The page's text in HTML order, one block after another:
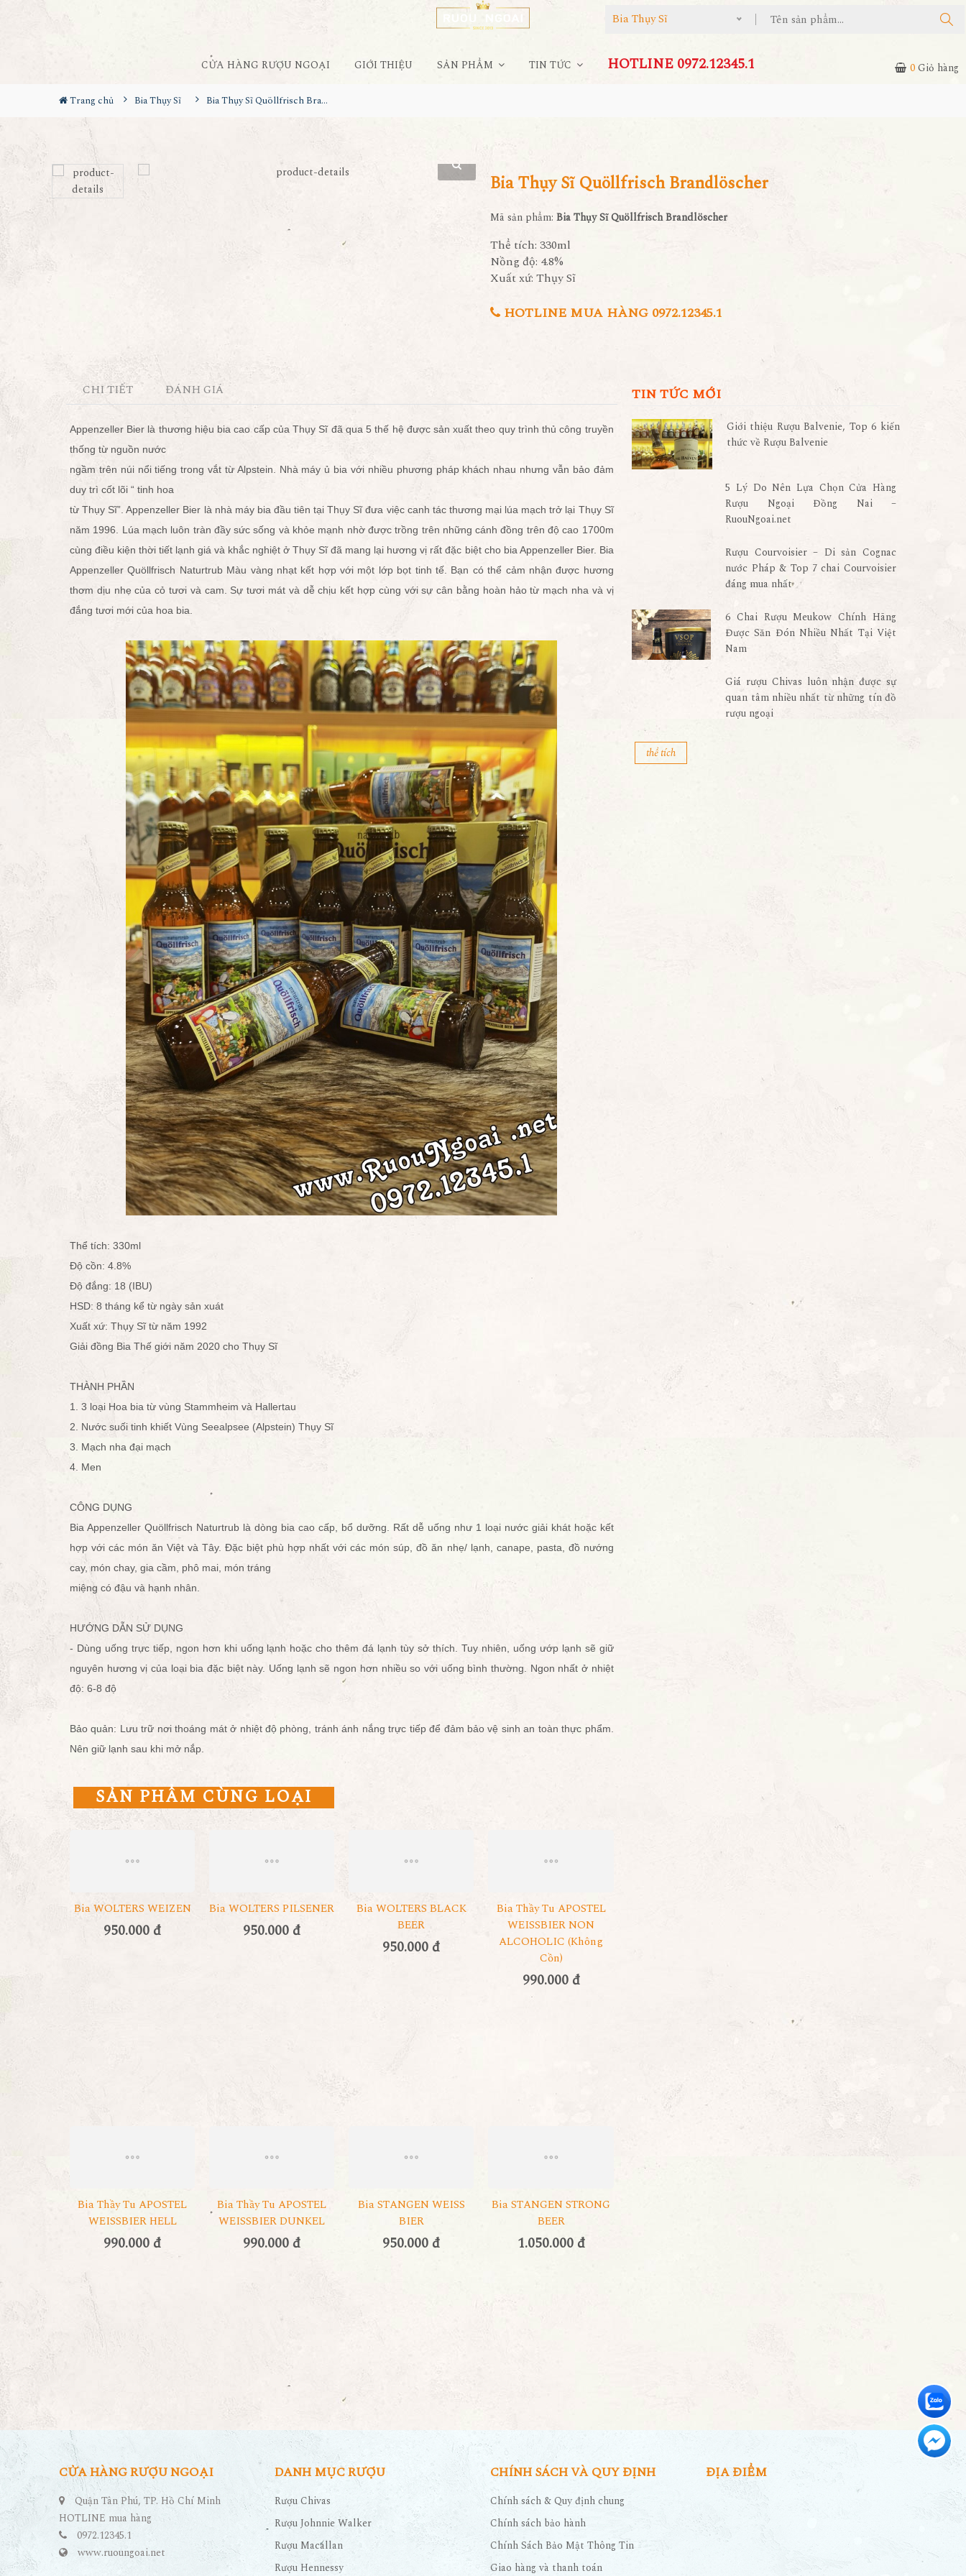
Bia Thụy Sĩ
CỬA HÀNG RƯỢU NGOẠI GIỚI THIỆU SẢN PHẨM TIN TỨC HOTLINE 0972.12345.1 0Giỏ hàng
Trang chủ Bia Thụy Sĩ Bia Thụy Sĩ Quöllfrisch Brandlöscher
Bia Thụy Sĩ Quöllfrisch Brandlöscher
Mã sản phẩm: Bia Thụy Sĩ Quöllfrisch Brandlöscher
Thể tích: 330ml
Nồng độ: 4.8%
Xuất xứ: Thụy Sĩ
HOTLINE MUA HÀNG 0972.12345.1
CHI TIẾT ĐÁNH GIÁ
Appenzeller Bier là thương hiệu bia cao cấp của Thụy Sĩ đã qua 5 thế hệ được sản xuất theo quy trình thủ công truyền
thống từ nguồn nước
ngầm trên núi nổi tiếng trong vắt từ Alpstein. Nhà máy ủ bia với nhiều phương pháp khách nhau nhưng vẫn bảo đảm
duy trì cốt lõi “ tinh hoa
từ Thụy Sĩ”. Appenzeller Bier là nhà máy bia đầu tiên tại Thụy Sĩ đưa việc canh tác thương mại lúa mạch trở lại Thụy Sĩ
năm 1996. Lúa mạch luôn tràn đầy sức sống và khỏe mạnh nhờ được trồng trên những cánh đồng trên độ cao 1700m
cùng điều kiện thời tiết lạnh giá và khắc nghiệt ở Thụy Sĩ đã mang lại hương vị rất đặc biệt cho bia Appenzeller Bier. Bia
Appenzeller Quöllfrisch Naturtrub Màu vàng nhạt kết hợp với một lớp bọt tinh tế. Bạn có thể cảm nhận được hương
thơm dịu nhẹ của cỏ tươi và cam. Sự tươi mát và dễ chịu kết hợp cùng với sự cân bằng hoàn hảo từ mạch nha và vị
đắng tươi mới của hoa bia.
Thể tích: 330ml
Độ cồn: 4.8%
Độ đắng: 18 (IBU)
HSD: 8 tháng kể từ ngày sản xuát
Xuất xứ: Thụy Sĩ từ năm 1992
Giải đồng Bia Thế giới năm 2020 cho Thụy Sĩ
THÀNH PHẦN
1. 3 loại Hoa bia từ vùng Stammheim và Hallertau
2. Nước suối tinh khiết Vùng Seealpsee (Alpstein) Thụy Sĩ
3. Mạch nha đại mạch
4. Men
CÔNG DỤNG
Bia Appenzeller Quöllfrisch Naturtrub là dòng bia cao cấp, bổ dưỡng. Rất dễ uống như 1 loại nước giải khát hoặc kết
hợp với các món ăn Việt và Tây. Đặc biệt phù hợp nhất với các món súp, đồ ăn nhẹ/ lạnh, canape, pasta, đồ nướng
cay, món chay, gia cầm, phô mai, món tráng
miệng có đậu và hạnh nhân.
HƯỚNG DẪN SỬ DỤNG
- Dùng uống trực tiếp, ngon hơn khi uống lạnh hoặc cho thêm đá lạnh tùy sở thích. Tuy nhiên, uống ướp lạnh sẽ giữ
nguyên hương vị của loại bia đặc biệt này. Uống lạnh sẽ ngon hơn nhiều so với uống bình thường. Ngon nhất ở nhiệt
độ: 6-8 độ
Bảo quản: Lưu trữ nơi thoáng mát ở nhiệt độ phòng, tránh ánh nắng trực tiếp để đảm bảo vệ sinh an toàn thực phẩm.
Nên giữ lạnh sau khi mở nắp.
SẢN PHẨM CÙNG LOẠI
Bia WOLTERS WEIZEN
950.000 đ
Bia WOLTERS PILSENER
950.000 đ
Bia WOLTERS BLACK
BEER
950.000 đ
Bia Thầy Tu APOSTEL
WEISSBIER NON
ALCOHOLIC (không
Cồn)
990.000 đ
Bia Thầy Tu APOSTEL
WEISSBIER HELL
990.000 đ
Bia Thầy Tu APOSTEL
WEISSBIER DUNKEL
990.000 đ
Bia STANGEN WEISS
BIER
950.000 đ
Bia STANGEN STRONG
BEER
1.050.000 đ
TIN TỨC MỚI
Giới thiệu Rượu Balvenie, Top 6 kiến
thức về Rượu Balvenie
5 Lý Do Nên Lựa Chọn Cửa Hàng
Rượu Ngoại Đồng Nai –
RuouNgoai.net
Rượu Courvoisier – Di sản Cognac
nước Pháp & Top 7 chai Courvoisier
đáng mua nhất
6 Chai Rượu Meukow Chính Hãng
Được Săn Đón Nhiều Nhất Tại Việt
Nam
Giá rượu Chivas luôn nhận được sự
quan tâm nhiều nhất từ những tín đồ
rượu ngoại
thể tích
CỬA HÀNG RƯỢU NGOẠI
Quận Tân Phú, TP. Hồ Chí Minh
HOTLINE mua hàng
0972.12345.1
www.ruoungoai.net
DANH MỤC RƯỢU
Rượu Chivas
Rượu Johnnie Walker
Rượu Macallan
Rượu Hennessy
CHÍNH SÁCH VÀ QUY ĐỊNH
Chính sách & Quy định chung
Chính sách bảo hành
Chính Sách Bảo Mật Thông Tin
Giao hàng và thanh toán
ĐỊA ĐIỂM